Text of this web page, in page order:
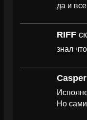
да и
RIFF
знал
Casper
Но